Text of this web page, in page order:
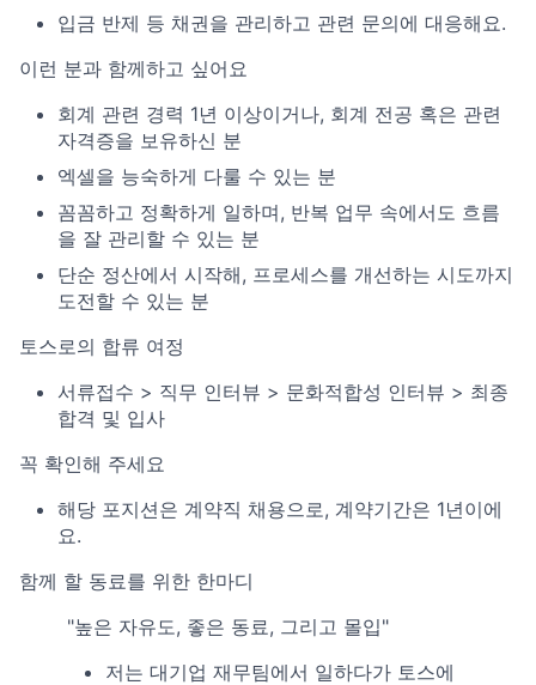
입금 반제 등 채권을 관리하고 관련 문의에 대응해요.
이런 분과 함께하고 싶어요
회계 관련 경력 1년 이상이거나, 회계 전공 혹은 관련
자격증을 보유하신 분
엑셀을 능숙하게 다룰 수 있는 분
꼼꼼하고 정확하게 일하며, 반복 업무 속에서도 흐름
을 잘 관리할 수 있는 분
단순 정산에서 시작해, 프로세스를 개선하는 시도까지
도전할 수 있는 분
토스로의 합류 여정
서류접수 > 직무 인터뷰 > 문화적합성 인터뷰 > 최종
합격 및 입사
꼭 확인해 주세요
해당 포지션은 계약직 채용으로, 계약기간은 1년이에
요.
함께 할 동료를 위한 한마디
"높은 자유도, 좋은 동료, 그리고 몰입"
저는 대기업 재무팀에서 일하다가 토스에